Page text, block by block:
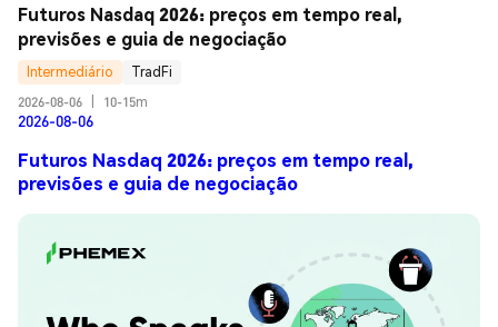
Futuros Nasdaq 2026: preços em tempo real,
previsões e guia de negociação
Intermediário
TradFi
2026-08-06
10-15m
2026-08-06
Futuros Nasdaq 2026: preços em tempo real,
previsões e guia de negociação